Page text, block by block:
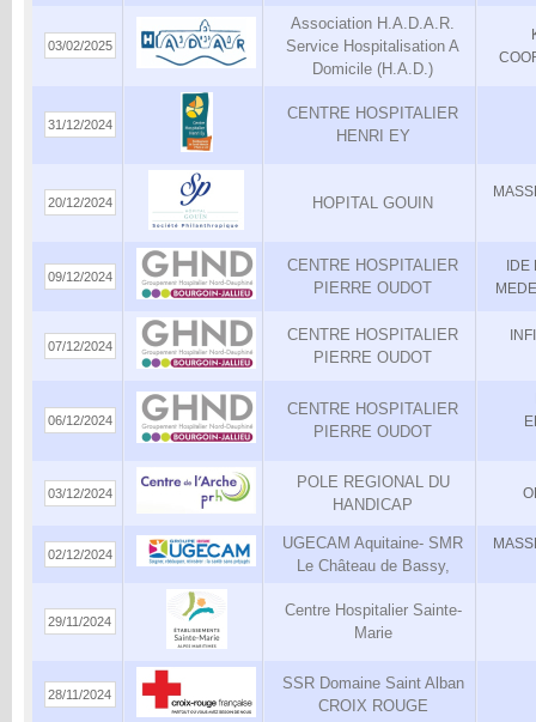
03/02/2025
Association H.A.D.A.R.
Service Hospitalisation A
Domicile (H.A.D.)
31/12/2024
CENTRE HOSPITALIER
HENRI EY
20/12/2024 HOPITAL GOUIN
09/12/2024
CENTRE HOSPITALIER
PIERRE OUDOT
07/12/2024
CENTRE HOSPITALIER
PIERRE OUDOT
06/12/2024
CENTRE HOSPITALIER
PIERRE OUDOT
03/12/2024
POLE REGIONAL DU
HANDICAP
02/12/2024
UGECAM Aquitaine- SMR
Le Château de Bassy,
29/11/2024
Centre Hospitalier Sainte-
Marie
28/11/2024
SSR Domaine Saint Alban
CROIX ROUGE